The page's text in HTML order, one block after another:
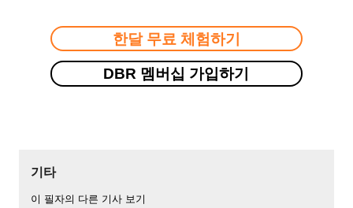
한달 무료 체험하기
DBR 멤버십 가입하기
기타
이 필자의 다른 기사 보기